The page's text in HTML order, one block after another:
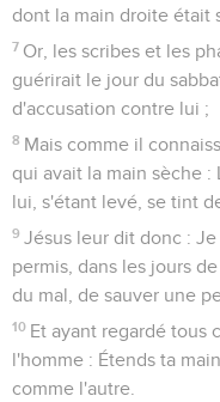
dont la main droite était
7 Or, les scribes et les
guérirait le jour du
d'accusation contre lui ;
8 Mais comme il
qui avait la main sèche
lui, s'étant levé, se tint
9 Jésus leur dit donc :
permis, dans les jours
du mal, de sauver une
10 Et ayant regardé tous
l'homme : Étends ta
comme l'autre.